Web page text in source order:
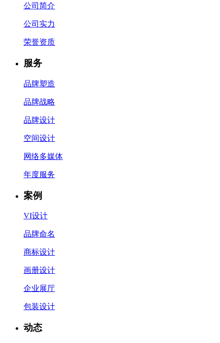
公司简介
公司实力
荣誉资质
服务
品牌塑造
品牌战略
品牌设计
空间设计
网络多媒体
年度服务
案例
VI设计
品牌命名
商标设计
画册设计
企业展厅
包装设计
动态